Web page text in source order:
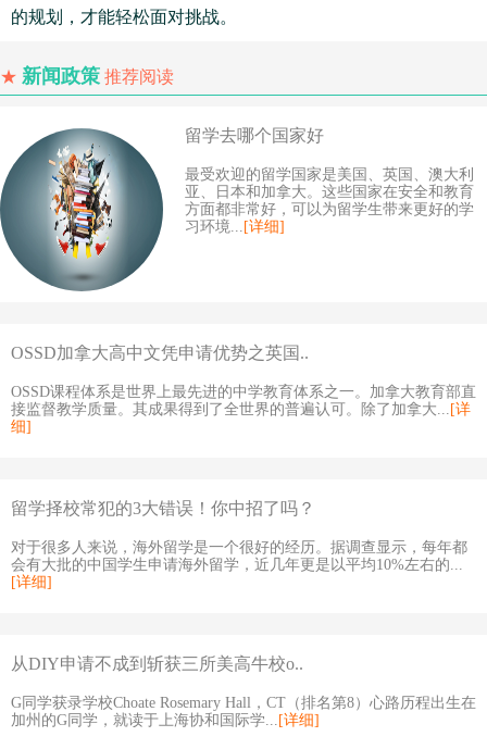
的规划，才能轻松面对挑战。
★ 新闻政策 推荐阅读
留学去哪个国家好
最受欢迎的留学国家是美国、英国、澳大利
亚、日本和加拿大。这些国家在安全和教育
方面都非常好，可以为留学生带来更好的学
习环境... [详细]
OSSD加拿大高中文凭申请优势之英国..
OSSD课程体系是世界上最先进的中学教育体系之一。加拿大教育部直
接监督教学质量。其成果得到了全世界的普遍认可。除了加拿大... [详
细]
留学择校常犯的3大错误！你中招了吗？
对于很多人来说，海外留学是一个很好的经历。据调查显示，每年都
会有大批的中国学生申请海外留学，近几年更是以平均10%左右的...
[详细]
从DIY申请不成到斩获三所美高牛校o..
G同学获录学校Choate Rosemary Hall，CT（排名第8）心路历程出生在
加州的G同学，就读于上海协和国际学... [详细]